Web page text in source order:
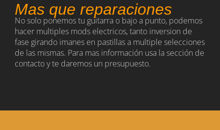
Mas que reparaciones
No solo ponemos tu guitarra o bajo a punto, podemos
hacer multiples mods electricos, tanto inversion de
fase girando imanes en pastillas a multiple selecciones
de las mismas. Para mas información usa la sección de
contacto y te daremos un presupuesto.